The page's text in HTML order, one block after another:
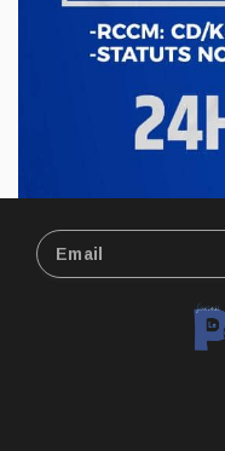
ECONOMIE &
RDC : hausse
nouvelle